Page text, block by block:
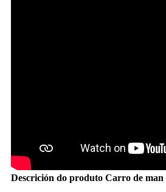
Descrición do produto Carro de man